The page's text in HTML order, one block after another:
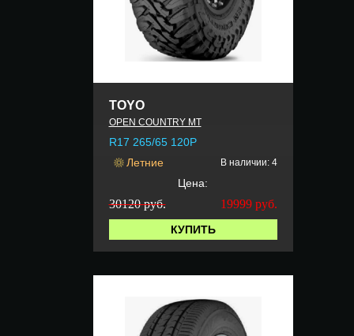
TOYO
OPEN COUNTRY MT
R17 265/65 120P
Летние
В наличии: 4
Цена:
30120 руб. 19999 руб.
КУПИТЬ